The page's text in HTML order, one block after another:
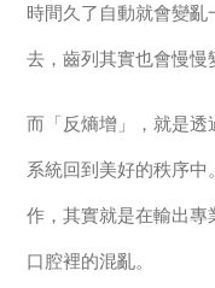
時間久了自動就會變
去，齒列其實也會慢慢
而「反熵增」，就是
系統回到美好的秩序
作，其實就是在輸出
口腔裡的混亂。